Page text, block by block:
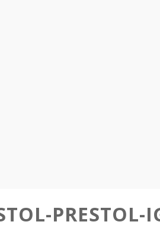
PRESTOL-